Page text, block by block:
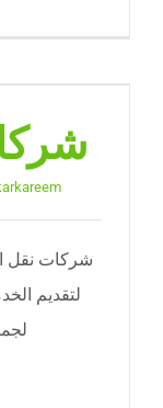
شركات نقل
لتقديم